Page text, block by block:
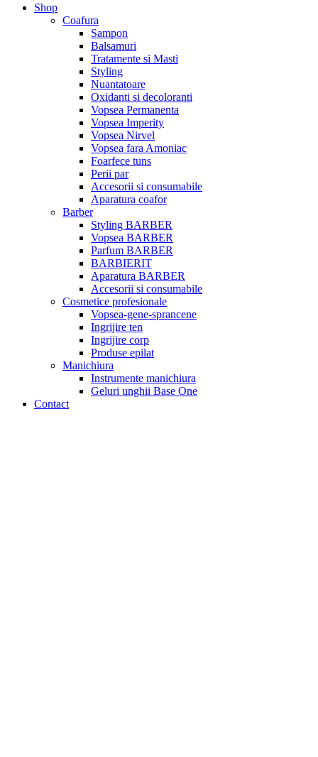
Shop
Coafura
Sampon
Balsamuri
Tratamente si Masti
Styling
Nuantatoare
Oxidanti si decoloranti
Vopsea Permanenta
Vopsea Imperity
Vopsea Nirvel
Vopsea fara Amoniac
Foarfece tuns
Perii par
Accesorii si consumabile
Aparatura coafor
Barber
Styling BARBER
Vopsea BARBER
Parfum BARBER
BARBIERIT
Aparatura BARBER
Accesorii si consumabile
Cosmetice profesionale
Vopsea-gene-sprancene
Ingrijire ten
Ingrijire corp
Produse epilat
Manichiura
Instrumente manichiura
Geluri unghii Base One
Contact